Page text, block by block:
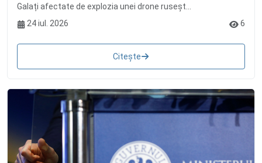
Galați afectate de explozia unei drone ruseșt...
24 iul. 2026
6
Citește